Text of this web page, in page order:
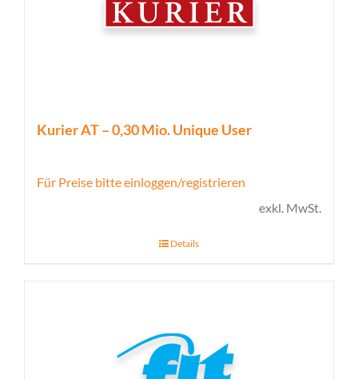
Kurier AT – 0,30 Mio. Unique User
Für Preise bitte einloggen/registrieren
exkl. MwSt.
Details